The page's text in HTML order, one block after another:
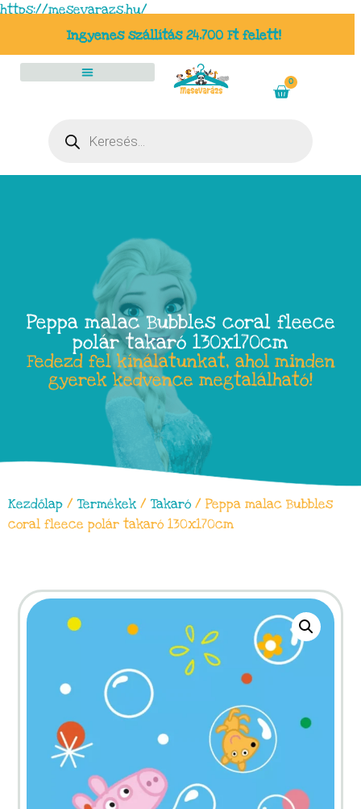
https://mesevarazs.hu/
Ingyenes szállítás 24.700 Ft felett!
0
Peppa malac Bubbles coral fleece
polár takaró 130x170cm
Fedezd fel kínálatunkat, ahol minden
gyerek kedvence megtalálható!
Kezdőlap / Termékek / Takaró/ Peppa malac Bubbles
coral fleece polár takaró 130x170cm